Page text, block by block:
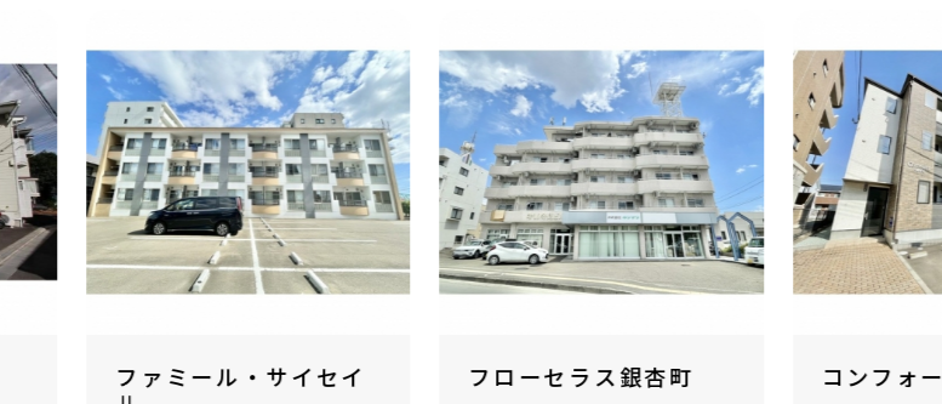
フローセラス銀杏町 コンフォート小鶴新田 arrivare